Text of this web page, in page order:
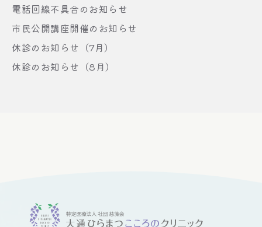
電話回線不具合のお知らせ
市民公開講座開催のお知らせ
休診のお知らせ（7月）
休診のお知らせ（8月）